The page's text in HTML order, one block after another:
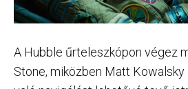
A Hubble űrteleszkópon végez
Stone, miközben Matt Kowalsky